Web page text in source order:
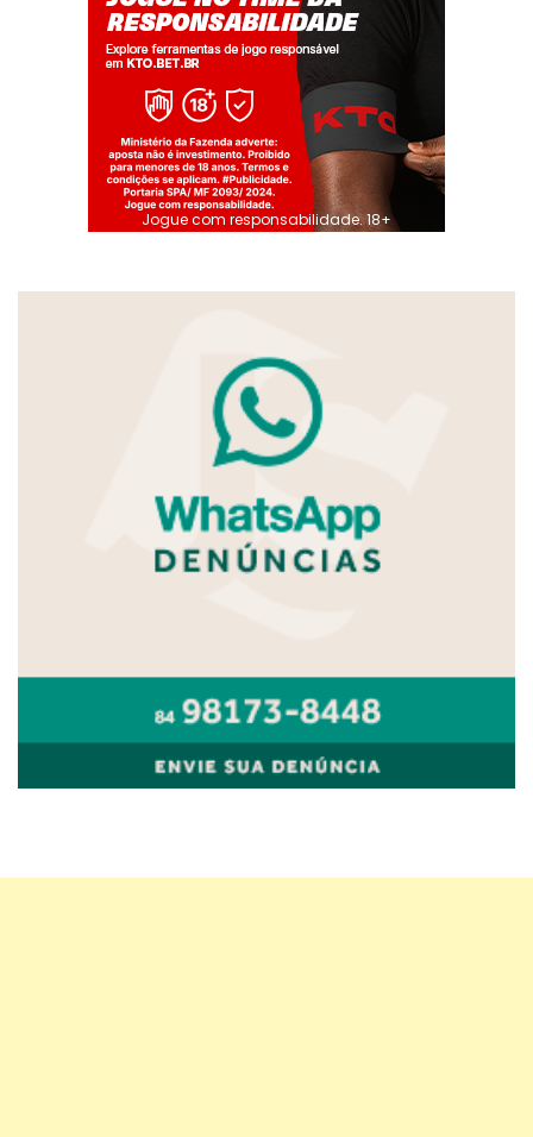
Jogue com responsabilidade. 18+